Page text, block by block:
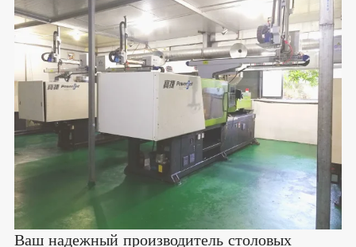
Ваш надежный производитель столовых